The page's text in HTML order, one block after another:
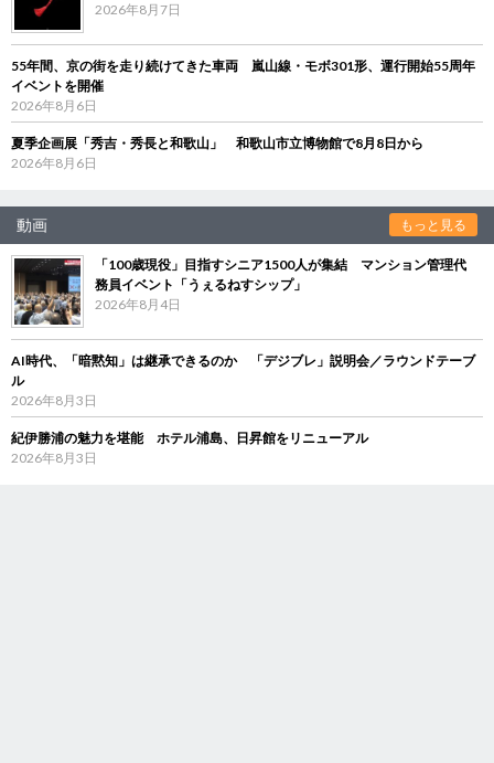
2026年8月7日
55年間、京の街を走り続けてきた車両 嵐山線・モボ301形、運行開始55周年
イベントを開催
2026年8月6日
夏季企画展「秀吉・秀長と和歌山」 和歌山市立博物館で8月8日から
2026年8月6日
動画 もっと見る
「100歳現役」目指すシニア1500人が集結 マンション管理代
務員イベント「うぇるねすシップ」
2026年8月4日
AI時代、「暗黙知」は継承できるのか 「デジブレ」説明会／ラウンドテーブ
ル
2026年8月3日
紀伊勝浦の魅力を堪能 ホテル浦島、日昇館をリニューアル
2026年8月3日